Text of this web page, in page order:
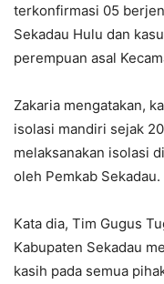
terkonfirmasi 05
Sekadau Hulu dan
perempuan asal
Zakaria mengatakan,
isolasi mandiri sejak
melaksanakan isolasi
oleh Pemkab Sekadau.
Kata dia, Tim Gugus
Kabupaten Sekadau
kasih pada semua